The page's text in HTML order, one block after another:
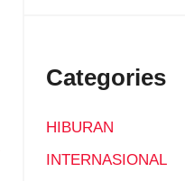
Categories
HIBURAN
INTERNASIONAL